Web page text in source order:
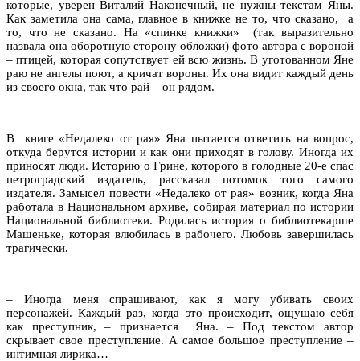
которые, уверен Виталий Наконечный, не нужны текстам Яны.
Как заметила она сама, главное в книжке не то, что сказано, а
то, что не сказано. На «спинке книжки» (так выразительно
назвала она оборотную сторону обложки) фото автора с вороной
– птицей, которая сопутствует ей всю жизнь. В уготованном Яне
раю не ангелы поют, а кричат вороны. Их она видит каждый день
из своего окна, так что рай – он рядом.
В книге «Недалеко от рая» Яна пытается ответить на вопрос,
откуда берутся истории и как они приходят в голову. Иногда их
приносят люди. Историю о Грине, которого в голодные 20-е спас
петроградский издатель, рассказал потомок того самого
издателя. Замысел повести «Недалеко от рая» возник, когда Яна
работала в Национальном архиве, собирая материал по истории
Национальной библиотеки. Родилась история о библиотекарше
Машеньке, которая влюбилась в рабочего. Любовь завершилась
трагически.
– Иногда меня спрашивают, как я могу убивать своих
персонажей. Каждый раз, когда это происходит, ощущаю себя
как преступник, – признается Яна. – Под текстом автор
скрывает свое преступление. А самое большое преступление –
интимная лирика…